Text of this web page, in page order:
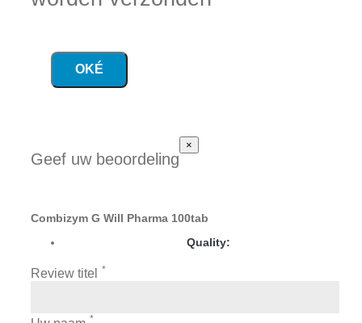
OKÉ
Geef uw beoordeling
×
Combizym G Will Pharma 100tab
Quality:
Review titel *
*